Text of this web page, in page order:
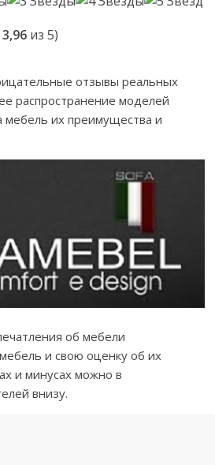
3,96 из 5)
отзывы реальных
распространение моделей
мебель их преимущества и
об мебели
и свою оценку об их
и минусах можно в
внизу.